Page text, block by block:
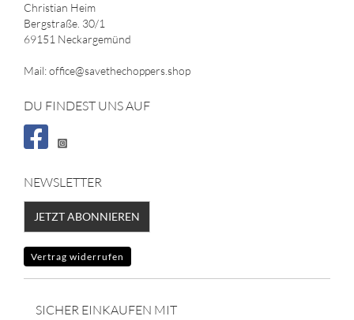
Christian Heim
Bergstraße. 30/1
69151 Neckargemünd
Mail: office@savethechoppers.shop
DU FINDEST UNS AUF
NEWSLETTER
JETZT ABONNIEREN
Vertrag widerrufen
SICHER EINKAUFEN MIT